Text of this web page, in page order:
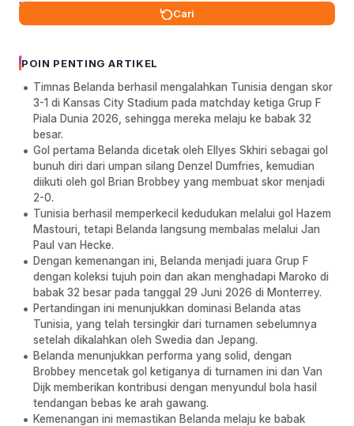
Cari
POIN PENTING ARTIKEL
Timnas Belanda berhasil mengalahkan Tunisia dengan skor
3-1 di Kansas City Stadium pada matchday ketiga Grup F
Piala Dunia 2026, sehingga mereka melaju ke babak 32
besar.
Gol pertama Belanda dicetak oleh Ellyes Skhiri sebagai gol
bunuh diri dari umpan silang Denzel Dumfries, kemudian
diikuti oleh gol Brian Brobbey yang membuat skor menjadi
2-0.
Tunisia berhasil memperkecil kedudukan melalui gol Hazem
Mastouri, tetapi Belanda langsung membalas melalui Jan
Paul van Hecke.
Dengan kemenangan ini, Belanda menjadi juara Grup F
dengan koleksi tujuh poin dan akan menghadapi Maroko di
babak 32 besar pada tanggal 29 Juni 2026 di Monterrey.
Pertandingan ini menunjukkan dominasi Belanda atas
Tunisia, yang telah tersingkir dari turnamen sebelumnya
setelah dikalahkan oleh Swedia dan Jepang.
Belanda menunjukkan performa yang solid, dengan
Brobbey mencetak gol ketiganya di turnamen ini dan Van
Dijk memberikan kontribusi dengan menyundul bola hasil
tendangan bebas ke arah gawang.
Kemenangan ini memastikan Belanda melaju ke babak